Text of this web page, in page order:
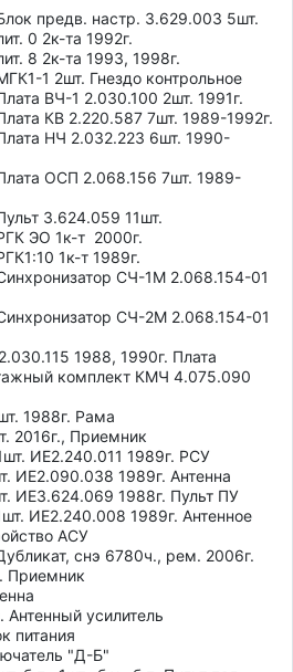
предв. настр. 3.629.003 5шт.
0 2к-та 1992г.
8 2к-та 1993, 1998г.
1 2шт. Гнездо контрольное
ВЧ-1 2.030.100 2шт. 1991г.
КВ 2.220.587 7шт. 1989-1992г.
НЧ 2.032.223 6шт. 1990-
ОСП 2.068.156 7шт. 1989-
3.624.059 11шт.
ЭО 1к-т 2000г.
1к-т 1989г.
СЧ-1М 2.068.154-01
СЧ-2М 2.068.154-01
1988, 1990г. Плата
комплект КМЧ 4.075.090
1988г. Рама
2016г., Приемник
ИЕ2.240.011 1989г. РСУ
ИЕ2.090.038 1989г. Антенна
ИЕ3.624.069 1988г. Пульт ПУ
ИЕ2.240.008 1989г. Антенное
АСУ
снэ 6780ч., рем. 2006г.
Приемник
Антенный усилитель
питания
"Д-Б"